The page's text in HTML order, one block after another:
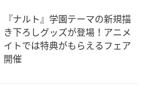
『ナルト』学園テーマの新規描
き下ろしグッズが登場！アニメ
イトでは特典がもらえるフェア
開催